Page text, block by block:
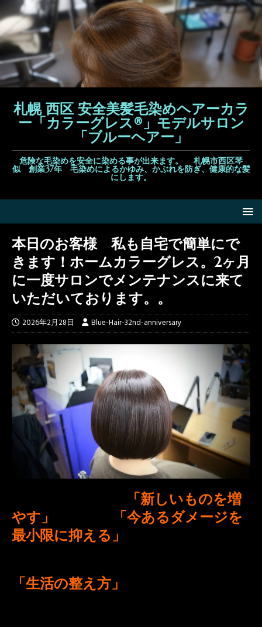
札幌 西区 安全美髪毛染めヘアーカラ
ー「カラーグレス®」モデルサロン
「ブルーヘアー」
危険な毛染めを安全に染める事が出来ます。 札幌市西区琴
似 創業37年 毛染めによるかゆみ、かぶれを防ぎ、健康的な髪
にします。
本日のお客様 私も自宅で簡単にで
きます！ホームカラーグレス。2ヶ月
に一度サロンでメンテナンスに来て
いただいております。。
2026年2月28日 Blue-Hair-32nd-anniversary
「新しいものを増
やす」
「今あるダメージを
最小限に抑える」
「生活の整え方」